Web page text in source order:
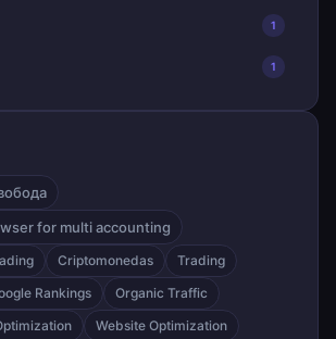
1
1
for multi accounting
Criptomonedas
Trading
Rankings
Organic Traffic
Website Optimization